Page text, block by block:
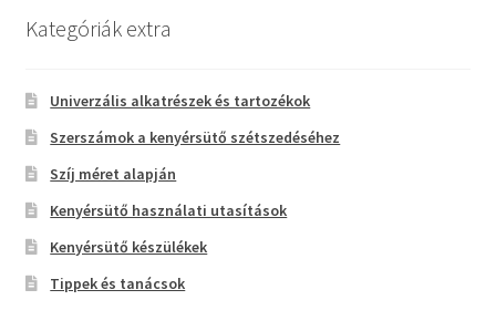
Kategóriák extra
Univerzális alkatrészek és tartozékok
Szerszámok a kenyérsütő szétszedéséhez
Szíj méret alapján
Kenyérsütő használati utasítások
Kenyérsütő készülékek
Tippek és tanácsok